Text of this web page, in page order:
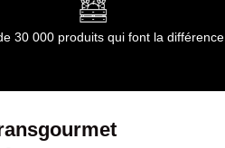
30 000 produits qui font la différence